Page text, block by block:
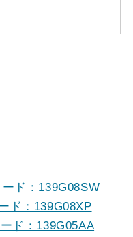
ド：139G08SW
ド：139G08XP
ド：139G05AA